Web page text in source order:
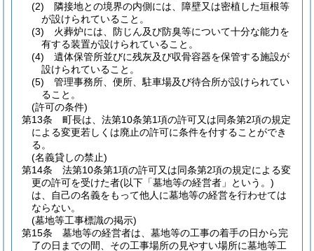
(2)
隣接地との境界の内側には、障壁又は密植した垣根等
が設けられていること。
(3)
火葬炉には、防じん及び防臭等について十分な能力を
有する装置が設けられていること。
(4)
遺体保管所並びに残灰及び収骨容器を保管する施設が
設けられていること。
(5)
管理事務所、便所、駐車場及び待合所が設けられてい
ること。
(許可の条件)
第13条
町長は、法第10条第1項の許可又は同条第2項の規定
による変更若しくは廃止の許可に条件を付することができ
る。
(名義貸しの禁止)
第14条
法第10条第1項の許可又は同条第2項の規定による変
更の許可を受けた者(以下「墓地等の経営者」という。)
は、自己の名義をもって他人に墓地等の経営を行わせては
ならない。
(墓地等工事標識の掲示)
第15条
墓地等の経営者は、墓地等の工事の着手の日から完
了の日までの間、その工事場所の見やすい場所に墓地等工